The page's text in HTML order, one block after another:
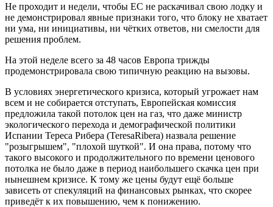
Не проходит и недели, чтобы ЕС не раскачивал свою лодку и
не демонстрировал явные признаки того, что блоку не хватает
ни ума, ни инициативы, ни чётких ответов, ни смелости для
решения проблем.
На этой неделе всего за 48 часов Европа трижды
продемонстрировала свою типичную реакцию на вызовы.
В условиях энергетического кризиса, который угрожает нам
всем и не собирается отступать, Европейская комиссия
предложила такой потолок цен на газ, что даже министр
экологического перехода и демографической политики
Испании Тереса Рибера (TeresaRibera) назвала решение
"розыгрышем", "плохой шуткой". И она права, потому что
такого высокого и продолжительного по времени ценового
потолка не было даже в период наибольшего скачка цен при
нынешнем кризисе. К тому же цены будут ещё больше
зависеть от спекуляций на финансовых рынках, что скорее
приведёт к их повышению, чем к понижению.